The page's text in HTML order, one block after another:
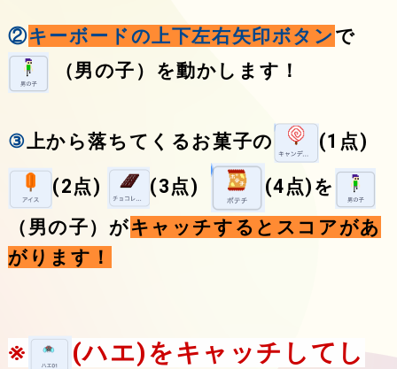
②キーボードの上下左右矢印ボタン で
（男の子）を動かします！
③上から落ちてくるお菓子の (1点)
(2点) (3点)
(4点)を
（男の子）がキャッチするとスコアがあ
がります！
※
(ハエ)をキャッチしてし